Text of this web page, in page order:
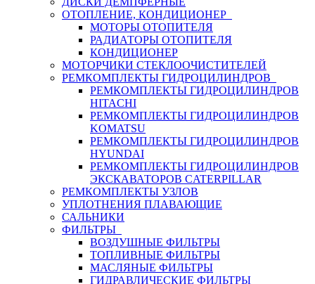
ОТОПЛЕНИЕ, КОНДИЦИОНЕР
МОТОРЫ ОТОПИТЕЛЯ
РАДИАТОРЫ ОТОПИТЕЛЯ
КОНДИЦИОНЕР
МОТОРЧИКИ СТЕКЛООЧИСТИТЕЛЕЙ
РЕМКОМПЛЕКТЫ ГИДРОЦИЛИНДРОВ
РЕМКОМПЛЕКТЫ ГИДРОЦИЛИНДРОВ
HITACHI
РЕМКОМПЛЕКТЫ ГИДРОЦИЛИНДРОВ
KOMATSU
РЕМКОМПЛЕКТЫ ГИДРОЦИЛИНДРОВ
HYUNDAI
РЕМКОМПЛЕКТЫ ГИДРОЦИЛИНДРОВ
ЭКСКАВАТОРОВ CATERPILLAR
РЕМКОМПЛЕКТЫ УЗЛОВ
УПЛОТНЕНИЯ ПЛАВАЮЩИЕ
САЛЬНИКИ
ФИЛЬТРЫ
ВОЗДУШНЫЕ ФИЛЬТРЫ
ТОПЛИВНЫЕ ФИЛЬТРЫ
МАСЛЯНЫЕ ФИЛЬТРЫ
ГИДРАВЛИЧЕСКИЕ ФИЛЬТРЫ